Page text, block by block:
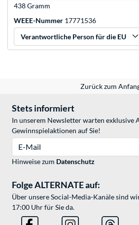
438 Gramm
WEEE-Nummer 17771536
Verantwortliche Person für die EU
Zurück zum
Stets informiert
In unserem Newsletter warten exklusive
Gewinnspielaktionen auf Sie!
Hinweise zum Datenschutz
Folge ALTERNATE auf:
Über unsere Social-Media-Kanäle sind
17:00 Uhr für Sie da.